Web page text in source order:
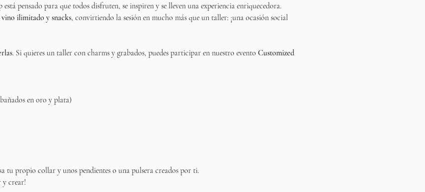
está pensado para que todos disfruten, se inspiren y se lleven una experiencia enriquecedora.
vino ilimitado y snacks, convirtiendo la sesión en mucho más que un taller: ¡una ocasión social
. Si quieres un taller con charms y grabados, puedes participar en nuestro evento Customized
en oro y plata)
tu propio collar y unos pendientes o una pulsera creados por ti.
y crear!